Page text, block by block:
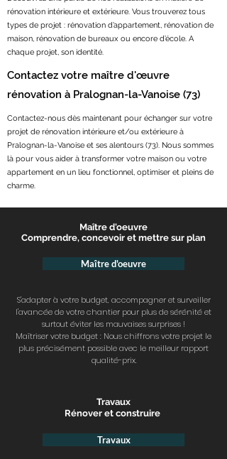
rénovation intérieure et extérieure. Vous trouverez tous
types de projet : rénovation d’appartement, rénovation de
maison, rénovation de bureaux ou encore d’école. A
chaque projet, son identité.
Contactez votre maître d'œuvre
rénovation à Pralognan-la-Vanoise (73)
Contactez-nous dès maintenant pour échanger sur votre
projet de rénovation intérieure et/ou extérieure à
Pralognan-la-Vanoise et ses alentours (73). Nous sommes
là pour vous aider à transformer votre maison ou votre
appartement en un lieu fonctionnel, optimiser et pleins de
charme.
Maître d'oeuvre
Comprendre, concevoir et mettre sur plan
Maître d'oeuvre
S'adapter à votre budget, accompagner et surveiller
l'avancée de votre chantier pour plus de sérénité et
surtout éviter les mauvaises surprises !
Maîtriser votre budget: Nous chiffrons votre projet le
plus précisément possible avec le meilleur rapport
qualité-prix.
Travaux
Rénover et construire
Travaux